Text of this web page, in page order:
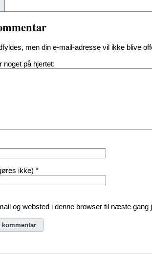
men din e-mail-adresse vil ikke blive
noget på hjertet:
ikke) *
og websted i denne browser til næste gang